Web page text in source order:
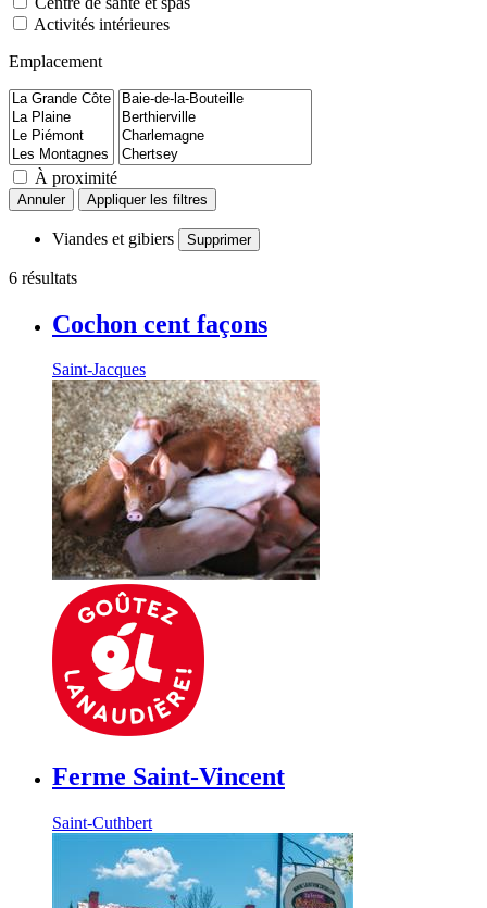
Activités intérieures
Emplacement
À proximité
Annuler Appliquer les filtres
Viandes et gibiers Supprimer
6 résultats
Cochon cent façons
Saint-Jacques
Ferme Saint-Vincent
Saint-Cuthbert